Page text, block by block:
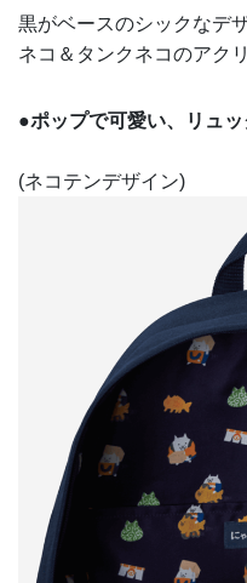
黒がベースのシックなデザ
ネコ＆タンクネコのアク
●ポップで可愛い、リュ
(ネコテンデザイン)